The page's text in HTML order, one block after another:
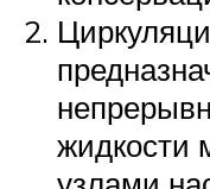
жидкости